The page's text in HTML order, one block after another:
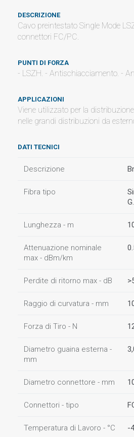
DESCRIZIONE
Cavo preintestato Single Mode
connettori FC/PC.
PUNTI DI FORZA
- LSZH. - Antischiacciamento. -
APPLICAZIONI
Viene utilizzato per la
nelle grandi distribuzioni da
DATI TECNICI
Descrizione
Fibra tipo
Lunghezza - m
Attenuazione nominale
max - dBm/km
Perdite di ritorno max - dB
Raggio di curvatura - mm
Forza di Tiro - N
Diametro guaina esterna -
mm
Diametro connettore - mm
Connettori - tipo
Temperatura di Lavoro - °C -